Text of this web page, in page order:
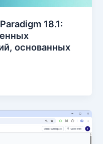
18.1:
основанных